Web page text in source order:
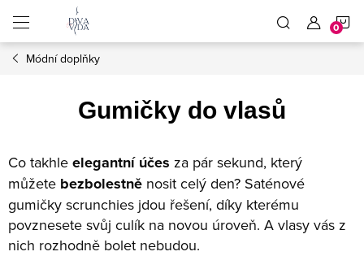
obsah
Módní doplňky
Gumičky do vlasů
Co takhle elegantní účes za pár sekund, který
můžete bezbolestně nosit celý den? Saténové
gumičky scrunchies jdou řešení, díky kterému
povznesete svůj culík na novou úroveň. A vlasy vás z
nich rozhodně bolet nebudou.